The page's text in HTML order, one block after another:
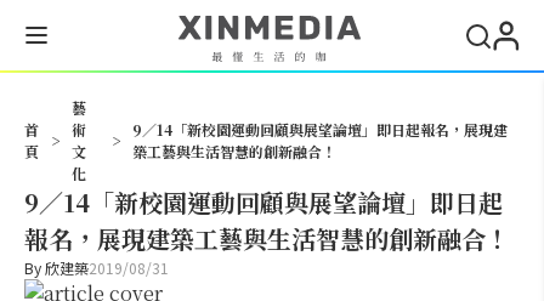
首
頁
>
藝
術
文
化
>
9／14「新校園運動回顧與展望論壇」即日起報名，展現建
築工藝與生活智慧的創新融合！
9／14「新校園運動回顧與展望論壇」即日起
報名，展現建築工藝與生活智慧的創新融合！
By欣建築2019/08/31